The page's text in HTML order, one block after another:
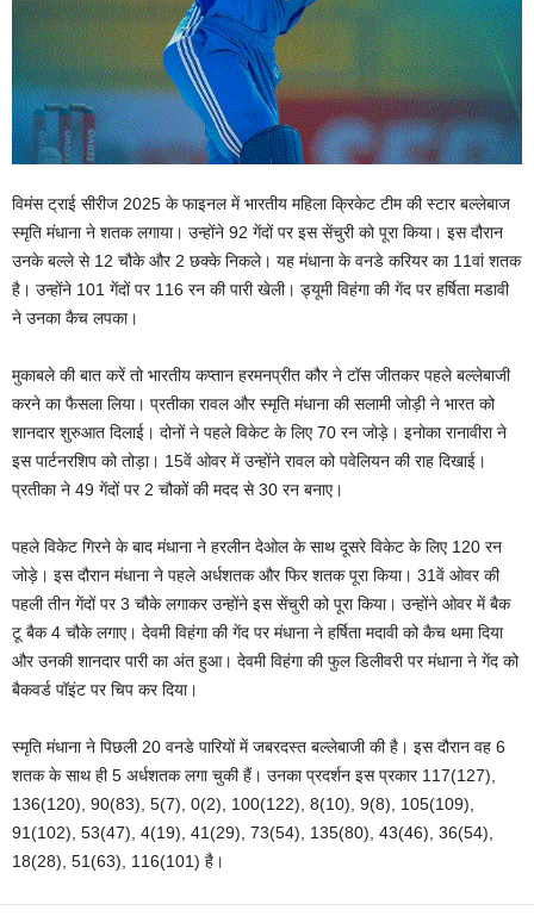
विमंस ट्राई सीरीज 2025 के फाइनल में भारतीय महिला क्रिकेट टीम की स्‍टार बल्‍लेबाज
स्‍मृति मंधाना ने शतक लगाया। उन्‍होंने 92 गेंदों पर इस सेंचुरी को पूरा किया। इस दौरान
उनके बल्‍ले से 12 चौके और 2 छक्‍के निकले। यह मंधाना के वनडे करियर का 11वां शतक
है। उन्‍होंने 101 गेंदों पर 116 रन की पारी खेली। ड्यूमी विहंगा की गेंद पर हर्षिता मडावी
ने उनका कैच लपका।
मुकाबले की बात करें तो भारतीय कप्‍तान हरमनप्रीत कौर ने टॉस जीतकर पहले बल्‍लेबाजी
करने का फैसला लिया। प्रतीका रावल और स्मृति मंधाना की सलामी जोड़ी ने भारत को
शानदार शुरुआत दिलाई। दोनों ने पहले विकेट के लिए 70 रन जोड़े। इनोका रानावीरा ने
इस पार्टनरशिप को तोड़ा। 15वें ओवर में उन्‍होंने रावल को पवेलियन की राह दिखाई।
प्रतीका ने 49 गेंदों पर 2 चौकों की मदद से 30 रन बनाए।
पहले विकेट गिरने के बाद मंधाना ने हरलीन देओल के साथ दूसरे विकेट के लिए 120 रन
जोड़े। इस दौरान मंधाना ने पहले अर्धशतक और फिर शतक पूरा किया। 31वें ओवर की
पहली तीन गेंदों पर 3 चौके लगाकर उन्‍होंने इस सेंचुरी को पूरा किया। उन्‍होंने ओवर में बैक
टू बैक 4 चौके लगाए। देवमी विहंगा की गेंद पर मंधाना ने हर्षिता मदावी को कैच थमा दिया
और उनकी शानदार पारी का अंत हुआ। देवमी विहंगा की फुल डिलीवरी पर मंधाना ने गेंद को
बैकवर्ड पॉइंट पर चिप कर दिया।
स्मृति मंधाना ने पिछली 20 वनडे पारियों में जबरदस्‍त बल्‍लेबाजी की है। इस दौरान वह 6
शतक के साथ ही 5 अर्धशतक लगा चुकी हैं। उनका प्रदर्शन इस प्रकार 117(127),
136(120), 90(83), 5(7), 0(2), 100(122), 8(10), 9(8), 105(109),
91(102), 53(47), 4(19), 41(29), 73(54), 135(80), 43(46), 36(54),
18(28), 51(63), 116(101) है।